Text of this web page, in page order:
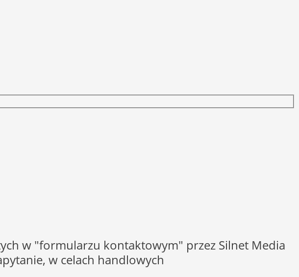
w "formularzu kontaktowym" przez Silnet Media
w celach handlowych